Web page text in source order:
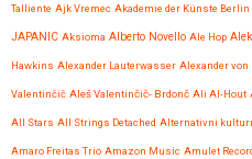
Talliente Ajk Vremec Akademie der Künste Berlin
JAPANIC Aksioma Alberto Novello Ale Hop
Hawkins Alexander Lauterwasser Alexander von
Valentinčič Aleš Valentinčič- Brdonč Ali Al-Hout
All Stars All Strings Detached Alternativni
Amaro Freitas Trio Amazon Music Amulet